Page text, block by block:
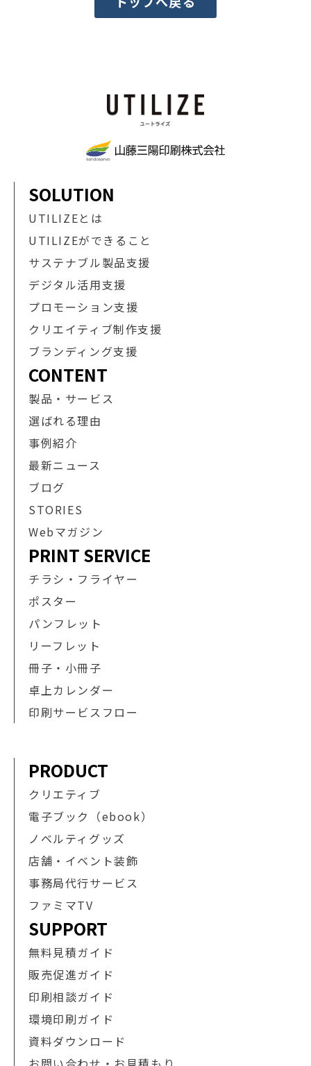
SOLUTION
UTILIZEとは
UTILIZEができること
サステナブル製品支援
デジタル活用支援
プロモーション支援
クリエイティブ制作支援
ブランディング支援
CONTENT
製品・サービス
選ばれる理由
事例紹介
最新ニュース
ブログ
STORIES
Webマガジン
PRINT SERVICE
チラシ・フライヤー
ポスター
パンフレット
リーフレット
冊子・小冊子
卓上カレンダー
印刷サービスフロー
PRODUCT
クリエティブ
電子ブック（ebook）
ノベルティグッズ
店舗・イベント装飾
事務局代行サービス
ファミマTV
SUPPORT
無料見積ガイド
販売促進ガイド
印刷相談ガイド
環境印刷ガイド
資料ダウンロード